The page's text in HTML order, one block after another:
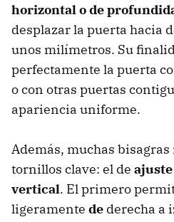
horizontal o de
desplazar la puerta hacia
unos milímetros. Su
perfectamente la puerta
o con otras puertas
apariencia uniforme.
Además, muchas
tornillos clave: el de
vertical. El primero
ligeramente de derecha a